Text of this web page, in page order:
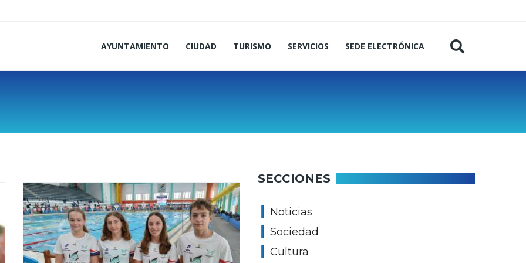
AYUNTAMIENTO CIUDAD TURISMO SERVICIOS SEDE ELECTRÓNICA
SECCIONES
Noticias
Sociedad
Cultura